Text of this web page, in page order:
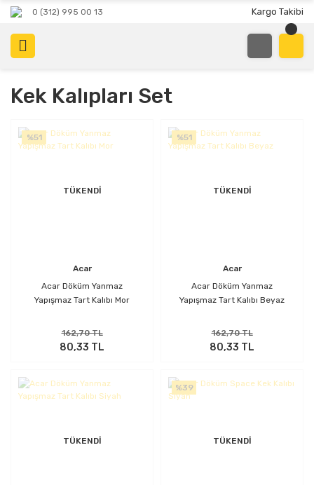
0 (312) 995 00 13 Kargo Takibi
Kek Kalıpları Set
%51
TÜKENDİ
Acar
Acar Döküm Yanmaz
Yapışmaz Tart Kalıbı Mor
162,70 TL
80,33 TL
%51
TÜKENDİ
Acar
Acar Döküm Yanmaz
Yapışmaz Tart Kalıbı Beyaz
162,70 TL
80,33 TL
TÜKENDİ
%39
TÜKENDİ